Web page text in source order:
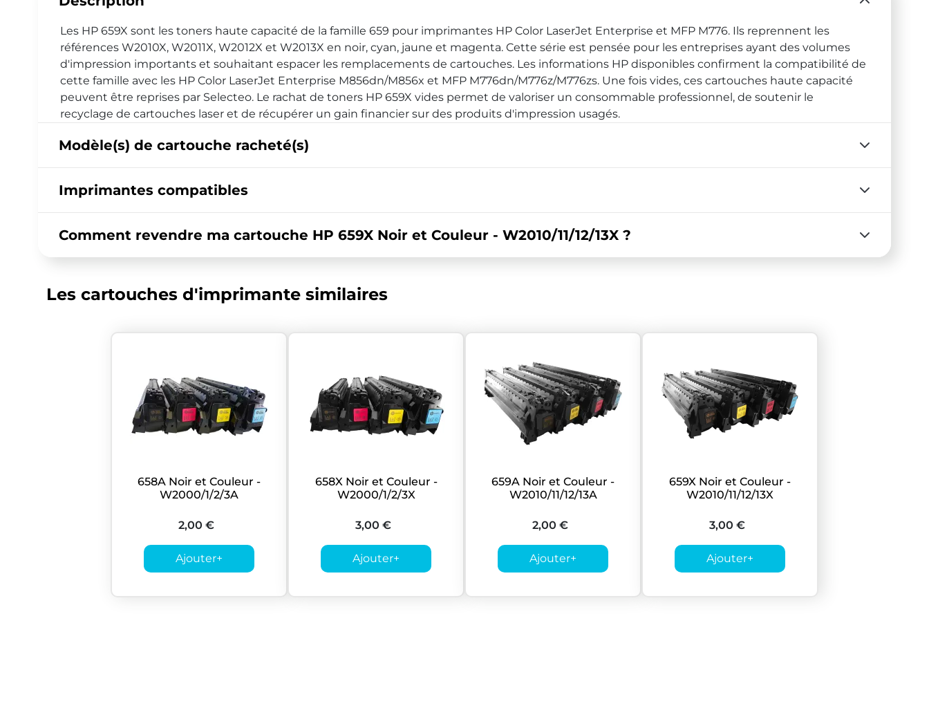
Les HP 659X sont les toners haute capacité de la famille 659 pour imprimantes HP Color LaserJet Enterprise et MFP M776. Ils reprennent les
références W2010X, W2011X, W2012X et W2013X en noir, cyan, jaune et magenta. Cette série est pensée pour les entreprises ayant des volumes
d'impression importants et souhaitant espacer les remplacements de cartouches. Les informations HP disponibles confirment la compatibilité de
cette famille avec les HP Color LaserJet Enterprise M856dn/M856x et MFP M776dn/M776z/M776zs. Une fois vides, ces cartouches haute capacité
peuvent être reprises par Selecteo. Le rachat de toners HP 659X vides permet de valoriser un consommable professionnel, de soutenir le
recyclage de cartouches laser et de récupérer un gain financier sur des produits d'impression usagés.
Modèle(s) de cartouche racheté(s)
Imprimantes compatibles
Comment revendre ma cartouche HP 659X Noir et Couleur - W2010/11/12/13X ?
Les cartouches d'imprimante similaires
658A Noir et Couleur -
W2000/1/2/3A
2,00 €
Ajouter+
658X Noir et Couleur -
W2000/1/2/3X
3,00 €
Ajouter+
659A Noir et Couleur -
W2010/11/12/13A
2,00 €
Ajouter+
659X Noir et Couleur -
W2010/11/12/13X
3,00 €
Ajouter+